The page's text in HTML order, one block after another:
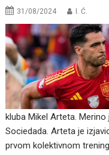
31/08/2024 I. Ć.
kluba Mikel Arteta.
Sociedada. Arteta je
prvom kolektivnom